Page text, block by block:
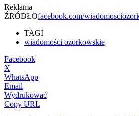
Reklama
ŹRÓDŁOfacebook.com/
TAGI
wiadomości ozorkowskie
Facebook
X
WhatsApp
Email
Wydrukować
Copy URL